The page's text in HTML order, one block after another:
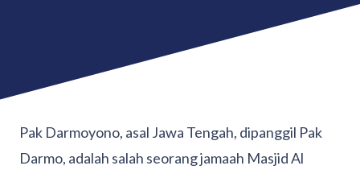
Pak Darmoyono, asal Jawa Tengah, dipanggil Pak
Darmo, adalah salah seorang jamaah Masjid Al